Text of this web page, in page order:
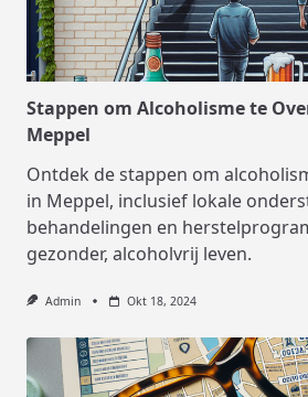
Stappen om Alcoholisme te
Meppel
Ontdek de stappen om
in Meppel, inclusief lokale
behandelingen en
gezonder, alcoholvrij leven.
Admin Okt 18, 2024